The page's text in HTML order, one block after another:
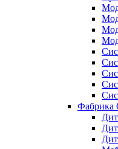
Фабрика